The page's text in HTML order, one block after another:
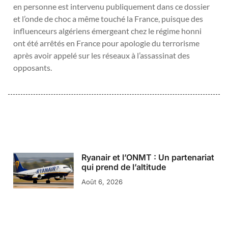
en personne est intervenu publiquement dans ce dossier
et l’onde de choc a même touché la France, puisque des
influenceurs algériens émergeant chez le régime honni
ont été arrêtés en France pour apologie du terrorisme
après avoir appelé sur les réseaux à l’assassinat des
opposants.
Ryanair et l’ONMT : Un partenariat
qui prend de l’altitude
Août 6, 2026